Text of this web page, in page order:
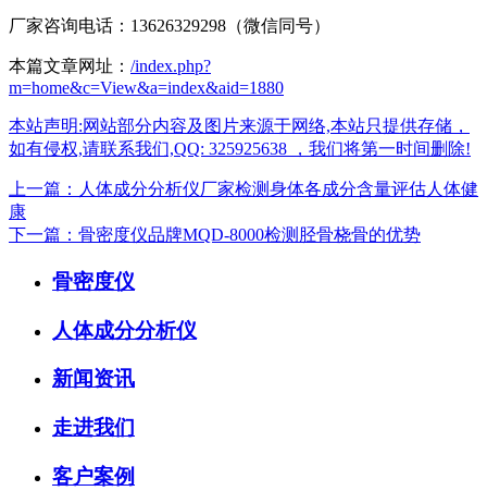
厂家咨询电话：13626329298（微信同号）
本篇文章网址： /index.php?
m=home&c=View&a=index&aid=1880
本站声明:网站部分内容及图片来源于网络,本站只提供存储，
如有侵权,请联系我们,QQ: 325925638 ，我们将第一时间删除!
上一篇：人体成分分析仪厂家检测身体各成分含量评估人体健
康
下一篇：骨密度仪品牌MQD-8000检测胫骨桡骨的优势
骨密度仪
人体成分分析仪
新闻资讯
走进我们
客户案例